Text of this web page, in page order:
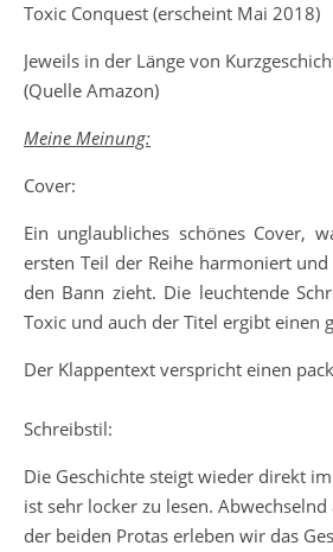
Toxic Conquest (erscheint Mai 2018)
Jeweils in der Länge von
(Quelle Amazon)
Meine Meinung:
Cover:
Ein unglaubliches schönes Cover,
ersten Teil der Reihe harmoniert
den Bann zieht. Die leuchtende
Toxic und auch der Titel ergibt einen
Der Klappentext verspricht einen
Schreibstil:
Die Geschichte steigt wieder direkt
ist sehr locker zu lesen.
der beiden Protas erleben wir das